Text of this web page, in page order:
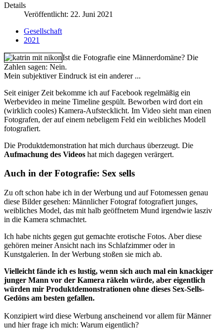
Details
Veröffentlicht: 22. Juni 2021
Gesellschaft
2021
Ist die Fotografie eine Männer­domäne? Die
Zahlen sagen: Nein.
Mein subjektiver Eindruck ist ein anderer ...
Seit einiger Zeit bekomme ich auf Facebook regelmäßig ein
Werbevideo in meine Timeline gespült. Beworben wird dort ein
(wirklich cooles) Kamera-Aufstecklicht. Im Video sieht man einen
Fotografen, der auf einem nebeligem Feld ein weibliches Modell
fotografiert.
Die Produkt­demonstration hat mich durchaus überzeugt. Die
Aufmachung des Videos hat mich dagegen verärgert.
Auch in der Fotografie: Sex sells
Zu oft schon habe ich in der Werbung und auf Fotomessen genau
diese Bilder gesehen: Männlicher Fotograf fotografiert junges,
weibliches Model, das mit halb geöffnetem Mund irgendwie lasziv
in die Kamera schmachtet.
Ich habe nichts gegen gut gemachte erotische Fotos. Aber diese
gehören meiner Ansicht nach ins Schlafzimmer oder in
Kunstgalerien. In der Werbung stoßen sie mich ab.
Vielleicht fände ich es lustig, wenn sich auch mal ein knackiger
junger Mann vor der Kamera räkeln würde, aber eigentlich
würden mir Produkt­demonstrationen ohne dieses Sex-Sells-
Gedöns am besten gefallen.
Konzipiert wird diese Werbung anscheinend vor allem für Männer
und hier frage ich mich: Warum eigentlich?